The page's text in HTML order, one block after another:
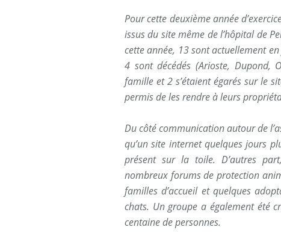
Pour cette deuxième année
issus du site même de l’hôpital de
cette année, 13 sont actuellement
4 sont décédés (Arioste, Dupond,
famille et 2 s’étaient égarés sur le
permis de les rendre à leurs
Du côté communication autour de
qu’un site internet quelques jours
présent sur la toile. D’autres
nombreux forums de protection
familles d’accueil et quelques
chats. Un groupe a également été
centaine de personnes.